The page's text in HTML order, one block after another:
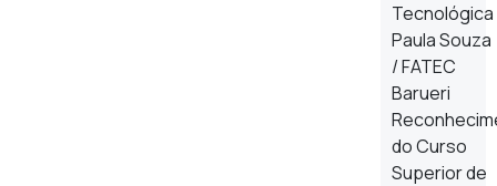
Tecnológica
Paula Souza
/ FATEC
Barueri
do Curso
Superior de